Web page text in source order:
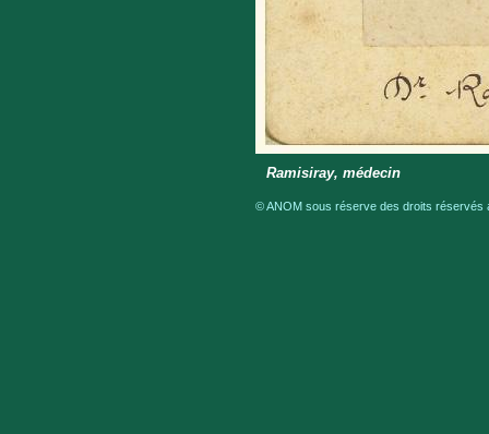
Ramisiray, médecin
© ANOM sous réserve des droits réservés